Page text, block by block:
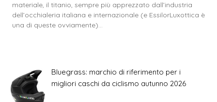
materiale, il titanio, sempre più apprezzato dall’industria
dell’occhialeria italiana e internazionale (e EssilorLuxottica è
una di queste ovviamente)…
Bluegrass: marchio di riferimento per i
migliori caschi da ciclismo autunno 2026